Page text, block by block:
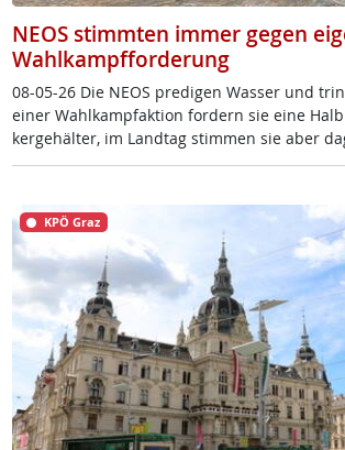
NEOS stimmten immer gegen
Wahlkampfforderung
08-05-26 Die NE­OS pre­di­gen Was­ser und
ei­ner Wahl­kamp­f­ak­ti­on for­dern sie ei­ne
ker­ge­häl­ter, im Land­tag stim­men sie aber
KPÖ Graz